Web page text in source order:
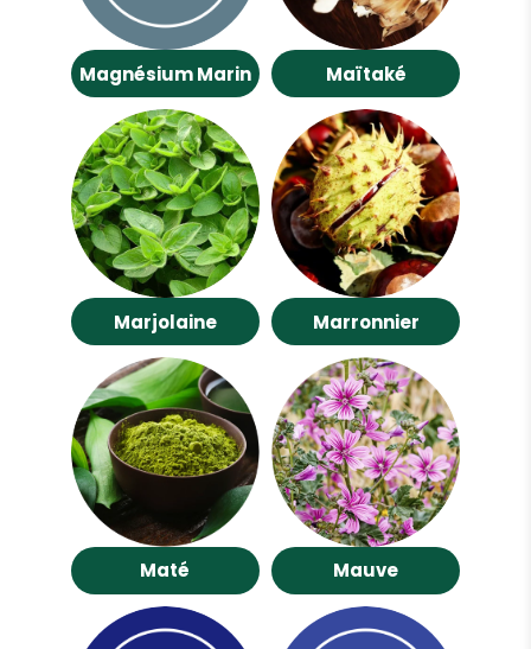
Magnésium Marin Maïtaké
Marjolaine Marronnier
Maté Mauve